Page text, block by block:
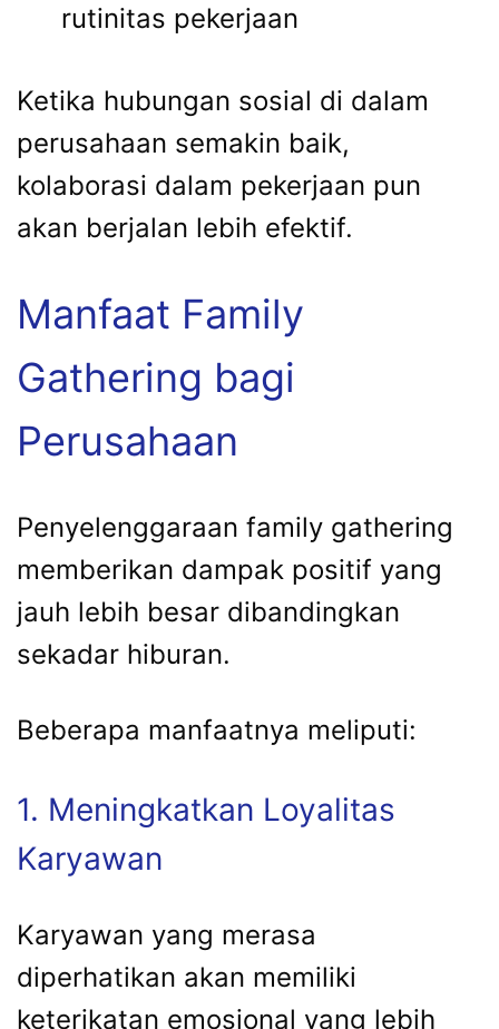
rutinitas pekerjaan
Ketika hubungan sosial di dalam
perusahaan semakin baik,
kolaborasi dalam pekerjaan pun
akan berjalan lebih efektif.
Manfaat Family
Gathering bagi
Perusahaan
Penyelenggaraan family gathering
memberikan dampak positif yang
jauh lebih besar dibandingkan
sekadar hiburan.
Beberapa manfaatnya meliputi:
1. Meningkatkan Loyalitas
Karyawan
Karyawan yang merasa
diperhatikan akan memiliki
keterikatan emosional yang lebih